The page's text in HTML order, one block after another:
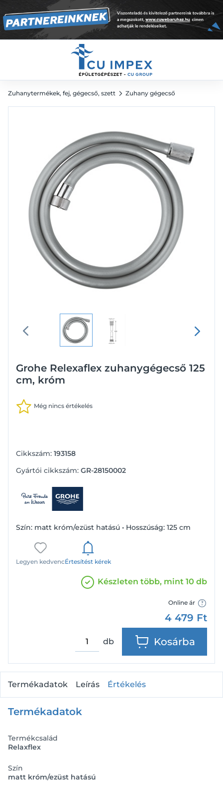
Zuhanytermékek, fej, gégecső, szett Zuhany gégecső
Grohe Relexaflex zuhanygégecső 125
cm, króm
Még nincs értékelés
Cikkszám: 193158
Gyártói cikkszám: GR-28150002
Szín: matt króm/ezüst hatású • Hosszúság: 125 cm
Legyen kedvencÉrtesítést kérek
Készleten több, mint 10 db
Online ár
4 479 Ft
db Kosárba
4 479 Ft
Termékadatok Leírás Értékelés
Termékadatok
Termékcsalád
Relaxflex
Szín
matt króm/ezüst hatású